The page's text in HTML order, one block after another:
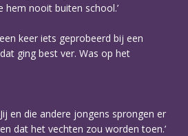
hem nooit buiten school.’
keer iets geprobeerd bij een
ging best ver. Was op het
en die andere jongens sprongen er
dat het vechten zou worden toen.’